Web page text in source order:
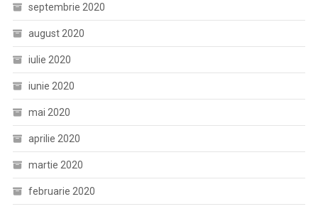
septembrie 2020
august 2020
iulie 2020
iunie 2020
mai 2020
aprilie 2020
martie 2020
februarie 2020